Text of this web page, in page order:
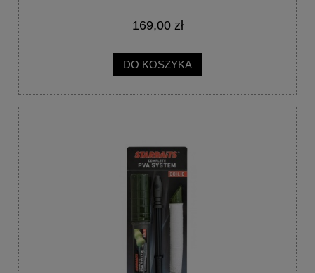
169,00 zł
DO KOSZYKA